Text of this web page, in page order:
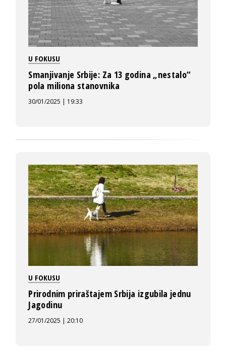
U FOKUSU
Smanjivanje Srbije: Za 13 godina „nestalo“
pola miliona stanovnika
30/01/2025 | 19:33
U FOKUSU
Prirodnim priraštajem Srbija izgubila jednu
Jagodinu
27/01/2025 | 20:10